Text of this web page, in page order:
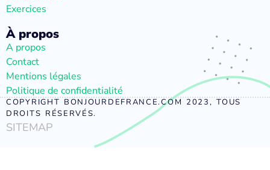
Exercices
À propos
A propos
Contact
Mentions légales
Politique de confidentialité
COPYRIGHT BONJOURDEFRANCE.COM 2023, TOUS
DROITS RÉSERVÉS.
SITEMAP